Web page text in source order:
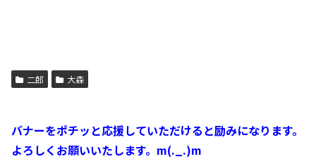
二郎 大森
バナーをポチッと応援していただけると励みになります。
よろしくお願いいたします。m(._.)m